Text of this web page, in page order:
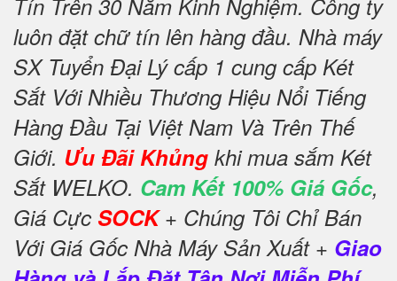
luôn đặt chữ tín lên hàng đầu. Nhà máy
SX Tuyển Đại Lý cấp 1 cung cấp Két
Sắt Với Nhiều Thương Hiệu Nổi Tiếng
Hàng Đầu Tại Việt Nam Và Trên Thế
Giới. Ưu Đãi Khủng khi mua sắm Két
Sắt WELKO. Cam Kết 100% Giá Gốc,
Giá Cực SOCK+ Chúng Tôi Chỉ Bán
Với Giá Gốc Nhà Máy Sản Xuất + Giao